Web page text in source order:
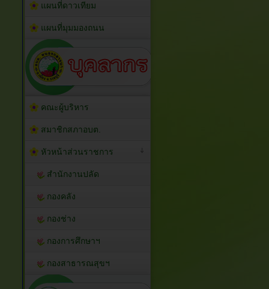
แผนที่ดาวเทียม
แผนที่มุมมองถนน
คณะผู้บริหาร
สมาชิกสภาอบต.
หัวหน้าส่วนราชการ
สำนักงานปลัด
กองคลัง
กองช่าง
กองการศึกษาฯ
กองสาธารณสุขฯ